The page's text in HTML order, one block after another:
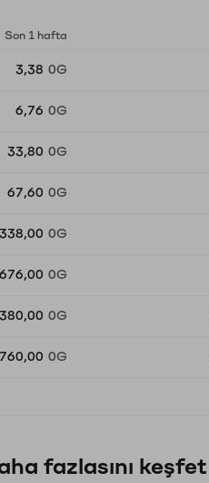
Son 1 hafta
3,38 0G
6,76 0G
33,80 0G
67,60 0G
338,00 0G
676,00 0G
0G
0G
fazlasını keşfet